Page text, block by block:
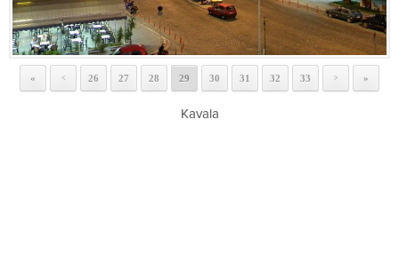
« < 26 27 28 29 30 31 32 33 > »
Kavala